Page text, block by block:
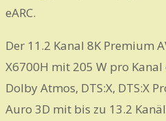
eARC.
Der 11.2 Kanal 8K Premium
X6700H mit 205 W pro
Dolby Atmos, DTS:X, DTS:X
Auro 3D mit bis zu 13.2